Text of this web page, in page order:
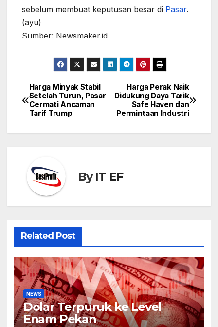
sebelum membuat keputusan besar di Pasar.
(ayu)
Sumber: Newsmaker.id
Post
navigation
Harga Perak Naik
Didukung Daya Tarik
Safe Haven dan
Permintaan Industri
Harga Minyak Stabil
Setelah Turun, Pasar
Cermati Ancaman
Tarif Trump
ByIT EF
Related Post
NEWS
Dolar Terpuruk ke Level
Enam Pekan